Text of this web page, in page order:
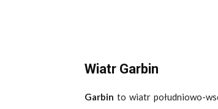
Wiatr Garbin
Garbin to wiatr południowo-